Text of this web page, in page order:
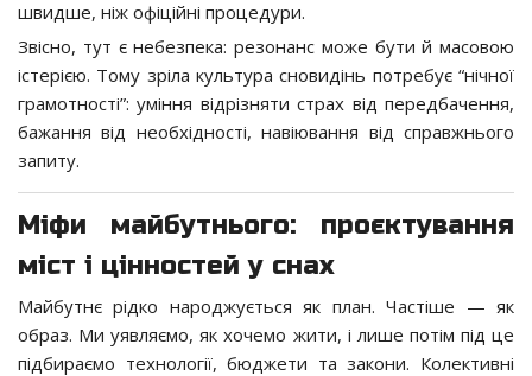
швидше, ніж офіційні процедури.
Звісно, тут є небезпека: резонанс може бути й масовою
істерією. Тому зріла культура сновидінь потребує “нічної
грамотності”: уміння відрізняти страх від передбачення,
бажання від необхідності, навіювання від справжнього
запиту.
Міфи майбутнього: проєктування
міст і цінностей у снах
Майбутнє рідко народжується як план. Частіше — як
образ. Ми уявляємо, як хочемо жити, і лише потім під це
підбираємо технології, бюджети та закони. Колективні